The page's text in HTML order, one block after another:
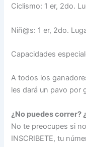
Ciclismo: 1 er, 2do.
Niñ@s: 1 er, 2do.
Capacidades
A todos los
les dará un pavo por
¿No puedes correr?
No te preocupes si
INSCRIBETE, tu